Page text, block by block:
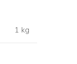
1 kg